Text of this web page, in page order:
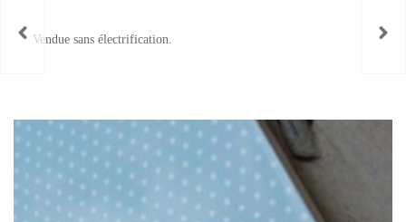
Vendue sans électrification.